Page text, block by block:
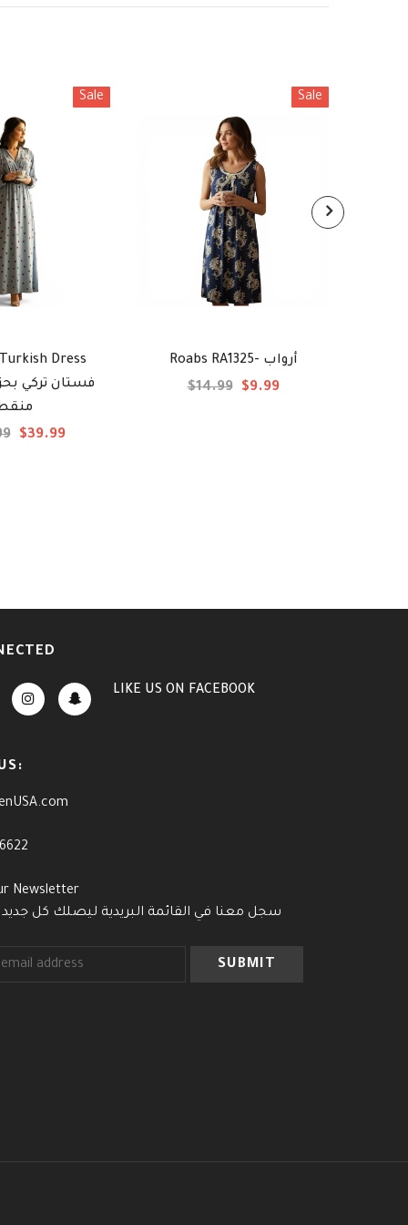
Sale
Dress
$39.99
Sale
Roabs RA1325- أرواب
$14.99 $9.99
LIKE US ON FACEBOOK
Newsletter
سجل معنا في القائمة البريدية ليصلك كل